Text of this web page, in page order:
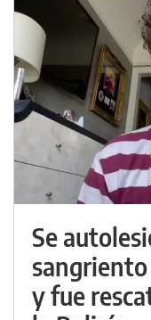
Se
sangriento
y fue